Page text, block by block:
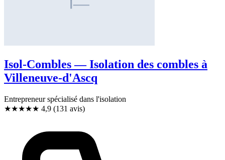
Isol-Combles — Isolation des combles à
Villeneuve-d'Ascq
Entrepreneur spécialisé dans l'isolation
★★★★★ 4,9 (131 avis)